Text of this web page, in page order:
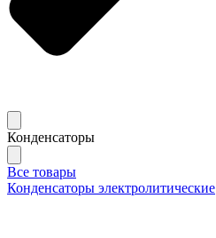
Конденсаторы
Все товары
Конденсаторы электролитические